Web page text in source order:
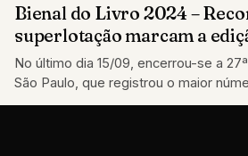
Bienal do Livro 2024 –
superlotação marcam a
No último dia 15/09, encerrou-se a
São Paulo, que registrou o maior
últimos…